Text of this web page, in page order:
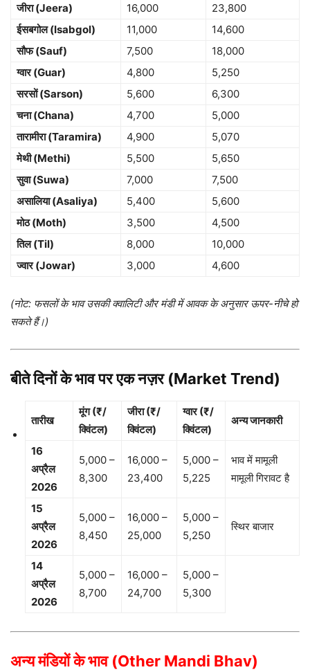
जीरा (Jeera)
16,000
23,800
ईसबगोल (Isabgol)
11,000
14,600
सौफ (Sauf)
7,500
18,000
ग्वार (Guar)
4,800
5,250
सरसों (Sarson)
5,600
6,300
चना (Chana)
4,700
5,000
तारामीरा (Taramira)
4,900
5,070
मेथी (Methi)
5,500
5,650
सुवा (Suwa)
7,000
7,500
असालिया (Asaliya)
5,400
5,600
मोठ (Moth)
3,500
4,500
तिल (Til)
8,000
10,000
ज्वार (Jowar)
3,000 4,600
(नोट: फसलों के भाव उसकी क्वालिटी और मंडी में आवक के अनुसार ऊपर-नीचे हो
सकते हैं।)
बीते दिनों के भाव पर एक नज़र (Market Trend)
तारीख
मूंग (₹/
क्विंटल)
जीरा (₹/
क्विंटल)
ग्वार (₹/
क्विंटल)
अन्य जानकारी
16
अप्रैल
2026
5,000 –
8,300
16,000 –
23,400
5,000 –
5,225
भाव में मामूली
मामूली गिरावट है
15
अप्रैल
2026
5,000 –
8,450
16,000 –
25,000
5,000 –
5,250
स्थिर बाजार
14
अप्रैल
2026
5,000 –
8,700
16,000 –
24,700
5,000 –
5,300
अन्य मंडियों के भाव (Other Mandi Bhav)